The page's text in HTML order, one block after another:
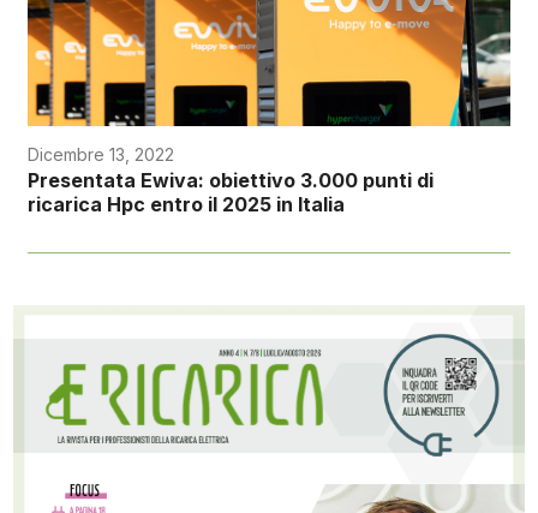
Dicembre 13, 2022
Presentata Ewiva: obiettivo 3.000 punti di
ricarica Hpc entro il 2025 in Italia